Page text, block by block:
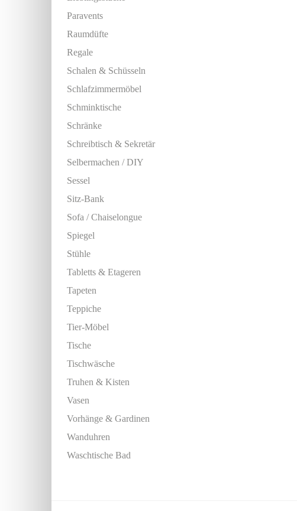
Paravents
Raumdüfte
Regale
Schalen & Schüsseln
Schlafzimmermöbel
Schminktische
Schränke
Schreibtisch & Sekretär
Selbermachen / DIY
Sessel
Sitz-Bank
Sofa / Chaiselongue
Spiegel
Stühle
Tabletts & Etageren
Tapeten
Teppiche
Tier-Möbel
Tische
Tischwäsche
Truhen & Kisten
Vasen
Vorhänge & Gardinen
Wanduhren
Waschtische Bad